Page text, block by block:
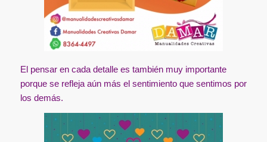
El pensar en cada detalle es también muy importante
porque se refleja aún más el sentimiento que sentimos por
los demás.